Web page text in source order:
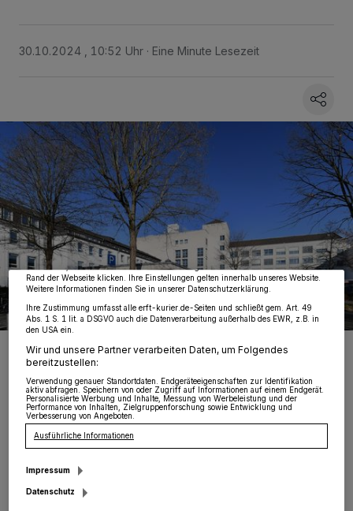
30.10.2024 , 10:52 Uhr Eine Minute Lesezeit
„Die Notfallversorgung für die Menschen in
Grevenbroich darf sich unter keinen
Umständen verschlechtern. Sollte dies nicht
Wir und unsere 218-Partner speichern und greifen auf personenbezogene Daten
wie Browserdaten oder eindeutige Kennungen auf Ihrem Gerät zu. Durch Auswahl
von OK aktivieren Sie Tracking-Technologien für die unter „Wir und unsere
Partner verarbeiten Daten, um Ihnen Dienste bereitzustellen“ aufgeführten
Zwecke. Wenn Tracker deaktiviert sind, sind manche Inhalte und Anzeigen
möglicherweise nicht mehr so relevant für Sie. Sie können dieses Menü jederzeit
wieder aufrufen, um Ihre Einstellungen zu ändern oder Ihre Einwilligung zu
widerrufen, indem Sie auf den Link Einstellungen oder Ablehnen am unteren
Rand der Webseite klicken. Ihre Einstellungen gelten innerhalb unseres Website.
Weitere Informationen finden Sie in unserer Datenschutzerklärung.
Ihre Zustimmung umfasst alle erft-kurier.de-Seiten und schließt gem. Art. 49
Abs. 1 S. 1 lit. a DSGVO auch die Datenverarbeitung außerhalb des EWR, z.B. in
den USA ein.
Wir und unsere Partner verarbeiten Daten, um Folgendes
bereitzustellen:
Verwendung genauer Standortdaten. Endgeräteeigenschaften zur Identifikation
aktiv abfragen. Speichern von oder Zugriff auf Informationen auf einem Endgerät.
Personalisierte Werbung und Inhalte, Messung von Werbeleistung und der
Performance von Inhalten, Zielgruppenforschung sowie Entwicklung und
Verbesserung von Angeboten.
Ausführliche Informationen
Impressum
Datenschutz